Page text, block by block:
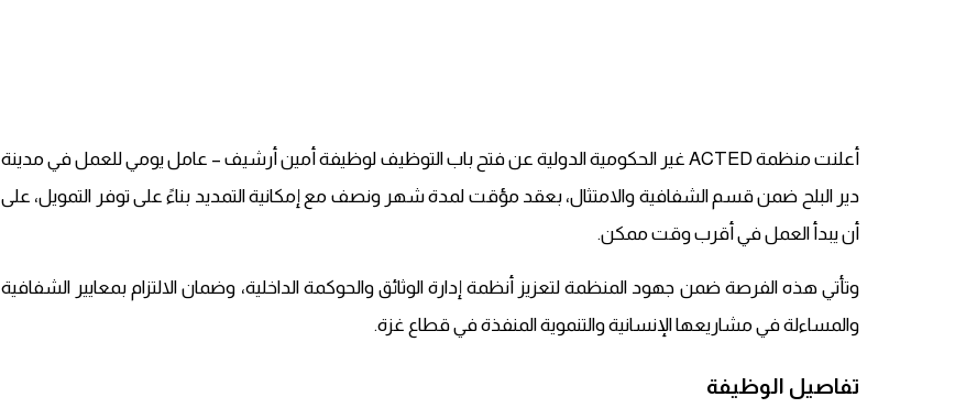
أعلنت منظمة ACTED غير الحكومية الدولية عن فتح باب التوظيف لوظيفة أمين أرشيف – عامل يومي للعمل في مدينة
دير البلح ضمن قسم الشفافية والامتثال، بعقد مؤقت لمدة شهر ونصف مع إمكانية التمديد بناءً على توفر التمويل، على
أن يبدأ العمل في أقرب وقت ممكن.
وتأتي هذه الفرصة ضمن جهود المنظمة لتعزيز أنظمة إدارة الوثائق والحوكمة الداخلية، وضمان الالتزام بمعايير الشفافية
والمساءلة في مشاريعها الإنسانية والتنموية المنفذة في قطاع غزة.
تفاصيل الوظيفة